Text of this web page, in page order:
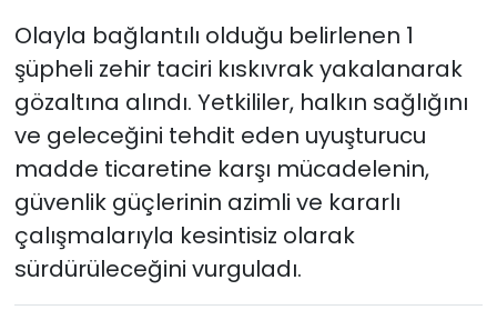
Olayla bağlantılı olduğu belirlenen 1
şüpheli zehir taciri kıskıvrak yakalanarak
gözaltına alındı. Yetkililer, halkın sağlığını
ve geleceğini tehdit eden uyuşturucu
madde ticaretine karşı mücadelenin,
güvenlik güçlerinin azimli ve kararlı
çalışmalarıyla kesintisiz olarak
sürdürüleceğini vurguladı.